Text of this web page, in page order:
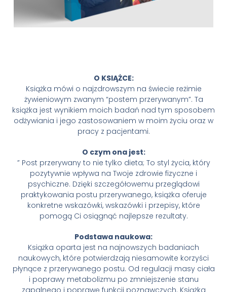
O KSIĄŻCE:
Książka mówi o najzdrowszym na świecie reżimie
żywieniowym zwanym “postem przerywanym”. Ta
książka jest wynikiem moich badań nad tym sposobem
odżywiania i jego zastosowaniem w moim życiu oraz w
pracy z pacjentami.
O czym ona jest:
” Post przerywany to nie tylko dieta; To styl życia, który
pozytywnie wpływa na Twoje zdrowie fizyczne i
psychiczne. Dzięki szczegółowemu przeglądowi
praktykowania postu przerywanego, książka oferuje
konkretne wskazówki, wskazówki i przepisy, które
pomogą Ci osiągnąć najlepsze rezultaty.
Podstawa naukowa:
Książka oparta jest na najnowszych badaniach
naukowych, które potwierdzają niesamowite korzyści
płynące z przerywanego postu. Od regulacji masy ciała
i poprawy metabolizmu po zmniejszenie stanu